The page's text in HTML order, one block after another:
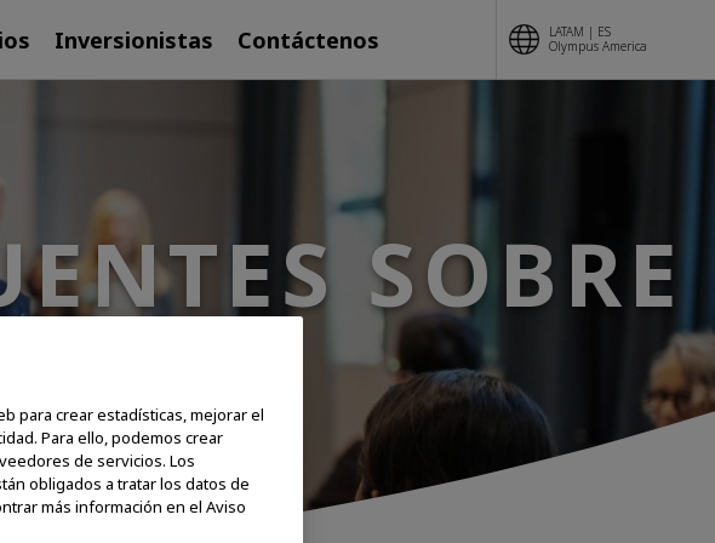
Inversionistas Contáctenos
LATAM | ES
Olympus America
SOBRE
para crear estadísticas, mejorar el
Para ello, podemos crear
de servicios. Los
obligados a tratar los datos de
más información en el Aviso